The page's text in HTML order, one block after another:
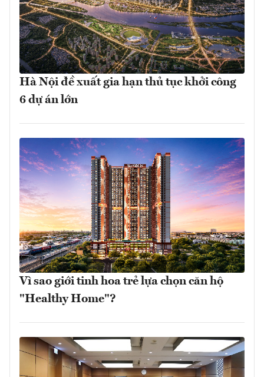
Hà Nội đề xuất gia hạn thủ tục khởi công
6 dự án lớn
Vì sao giới tinh hoa trẻ lựa chọn căn hộ
"Healthy Home"?